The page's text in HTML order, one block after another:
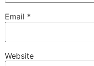
Email *
Website